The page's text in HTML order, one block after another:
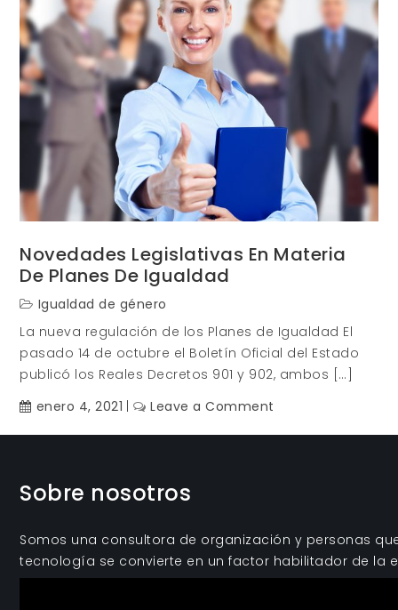
de
trabajo
con
perspectiva
de
género
Novedades Legislativas En Materia
De Planes De Igualdad
Igualdad de género
La nueva regulación de los Planes de Igualdad El
pasado 14 de octubre el Boletín Oficial del Estado
publicó los Reales Decretos 901 y 902, ambos […]
enero 4, 2021
Leave a Comment
Planes
de
Igualdad
Sobre nosotros
Somos una consultora de organización y personas
tecnología se convierte en un factor habilitador de la